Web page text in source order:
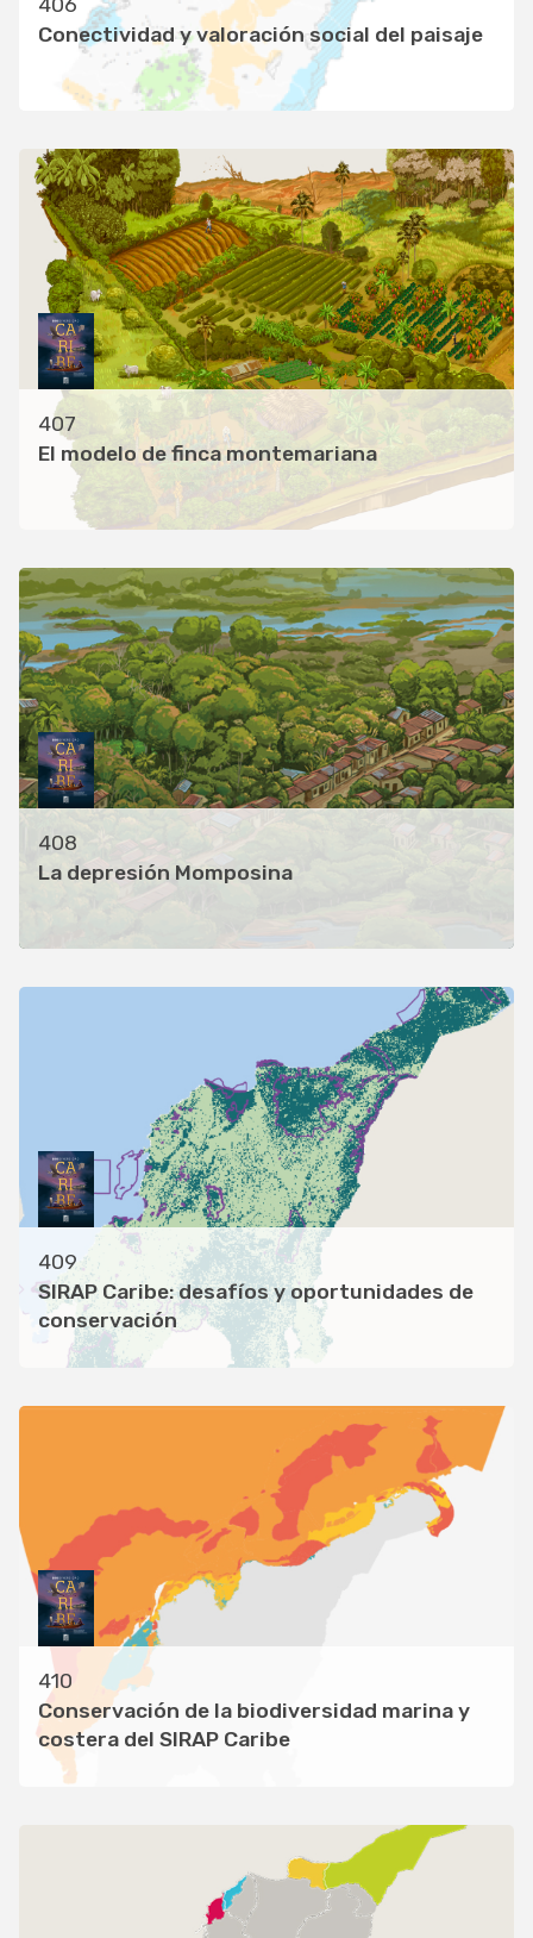
Conectividad y valoración social del paisaje
407
El modelo de finca montemariana
408
La depresión Momposina
409
SIRAP Caribe: desafíos y oportunidades de
conservación
410
Conservación de la biodiversidad marina y
costera del SIRAP Caribe